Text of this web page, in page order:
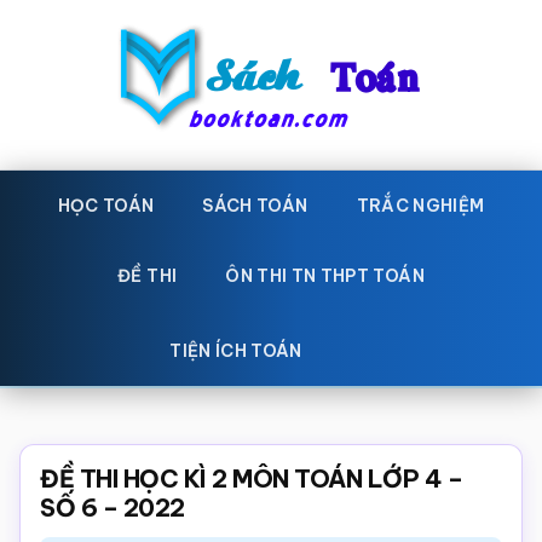
Sách
Toán
toán
Học
toán,
giáo
Toán,
trắc
HỌC TOÁN SÁCH TOÁN TRẮC NGHIỆM
ĐỀ THI ÔN THI TN THPT TOÁN
TIỆN ÍCH TOÁN
ĐỀ THI HỌC KÌ 2 MÔN TOÁN LỚP 4 –
SỐ 6 – 2022